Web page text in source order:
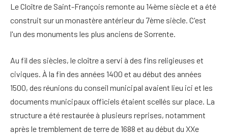
LeCloître de Saint-François remonte au 14ème siècle et a été
construit sur un monastère antérieur du 7ème siècle. C'est
l'un des monuments les plus anciens de Sorrente.
Au fil des siècles, le cloître a servi à des fins religieuses et
civiques. À la fin des années 1400 et au début des années
1500, des réunions du conseil municipal avaient lieu ici et les
documents municipaux officiels étaient scellés sur place. La
structure a été restaurée à plusieurs reprises, notamment
après le tremblement de terre de 1688 et au début du XXe